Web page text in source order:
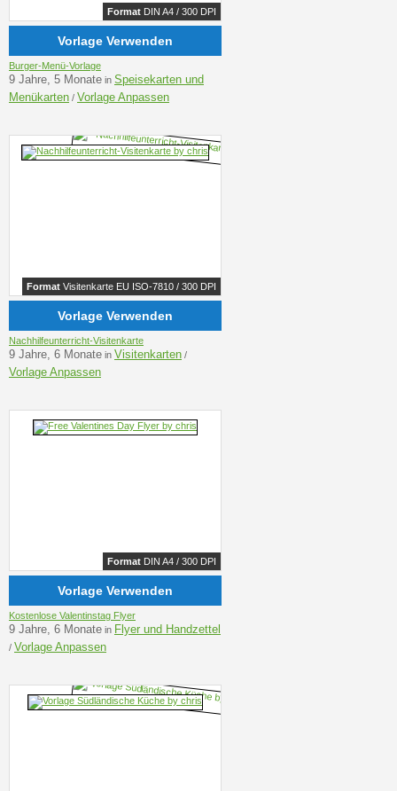
Format DIN A4 / 300 DPI
Vorlage Verwenden
Burger-Menü-Vorlage
9 Jahre, 5 Monate in Speisekarten und
Menükarten / Vorlage Anpassen
Format Visitenkarte EU ISO-7810 / 300 DPI
Vorlage Verwenden
Nachhilfeunterricht-Visitenkarte
9 Jahre, 6 Monate in Visitenkarten /
Vorlage Anpassen
Format DIN A4 / 300 DPI
Vorlage Verwenden
Kostenlose Valentinstag Flyer
9 Jahre, 6 Monate in Flyer und Handzettel
/ Vorlage Anpassen